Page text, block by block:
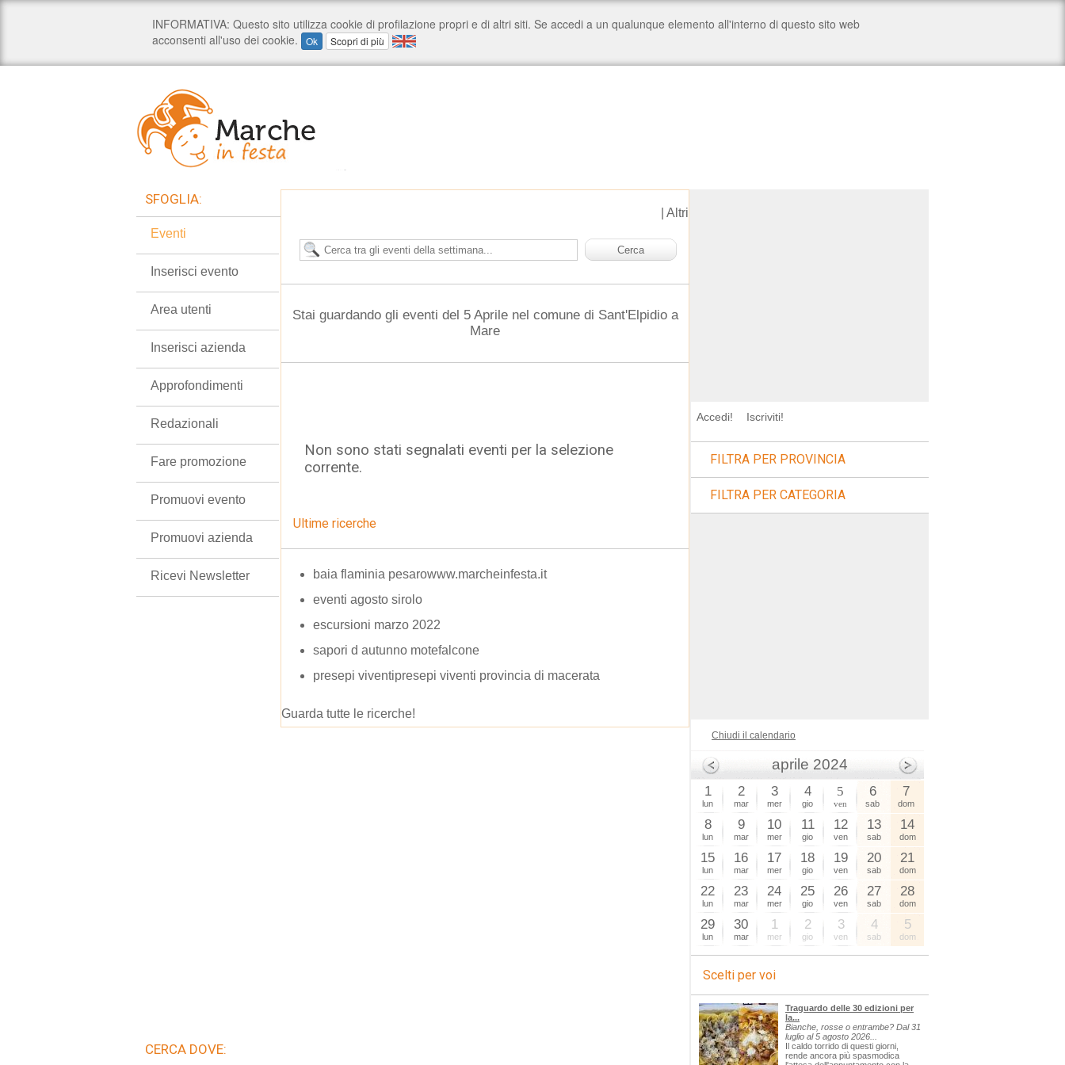
Altri
Stai guardando gli eventi del 5 Aprile nel comune di Sant'Elpidio a
Mare
Non sono stati segnalati eventi per la selezione
corrente.
Ultime ricerche
baia flaminia pesarowww.marcheinfesta.it
eventi agosto sirolo
escursioni marzo 2022
sapori d autunno motefalcone
presepi viventipresepi viventi provincia di macerata
Guarda tutte le ricerche!
SFOGLIA:
Eventi
Inserisci evento
Area utenti
Inserisci azienda
Approfondimenti
Redazionali
Fare promozione
Promuovi evento
Promuovi azienda
Ricevi Newsletter
CERCA DOVE:
Accedi! Iscriviti!
FILTRA PER PROVINCIA
FILTRA PER CATEGORIA
Chiudi il calendario
aprile 2024
1
lun
2
mar
3
mer
4
gio
5
ven
6
sab
7
dom
8
lun
9
mar
10
mer
11
gio
12
ven
13
sab
14
dom
15
lun
16
mar
17
mer
18
gio
19
ven
20
sab
21
dom
22
lun
23
mar
24
mer
25
gio
26
ven
27
sab
28
dom
29
lun
30
mar
1
mer
2
gio
3
ven
4
sab
5
dom
Scelti per voi
Traguardo delle 30 edizioni per
la...
Bianche, rosse o entrambe? Dal 31
luglio al 5 agosto 2026...
Il caldo torrido di questi giorni,
rende ancora più spasmodica